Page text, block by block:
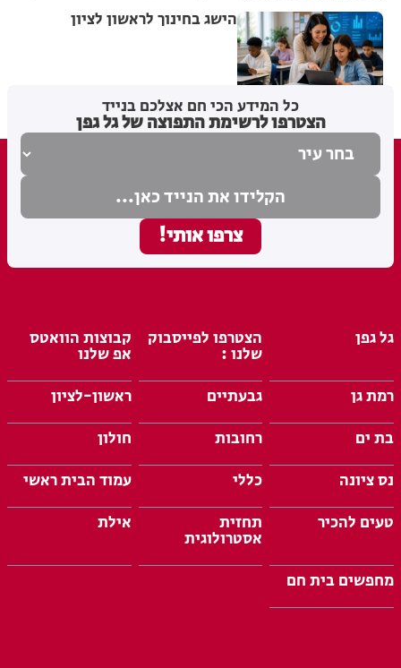
הישג בחינוך לראשון לציון
כל המידע הכי חם אצלכם בנייד
הצטרפו לרשימת התפוצה של גל גפן
גל גפן הצטרפו לפייסבוק
שלנו :
קבוצות הוואטס
אפ שלנו
רמת גן
גבעתיים
ראשון-לציון
בת ים
רחובות
חולון
נס ציונה
כללי
עמוד הבית ראשי
טעים להכיר
תחזית
אסטרולוגית
אילת
מחפשים בית חם